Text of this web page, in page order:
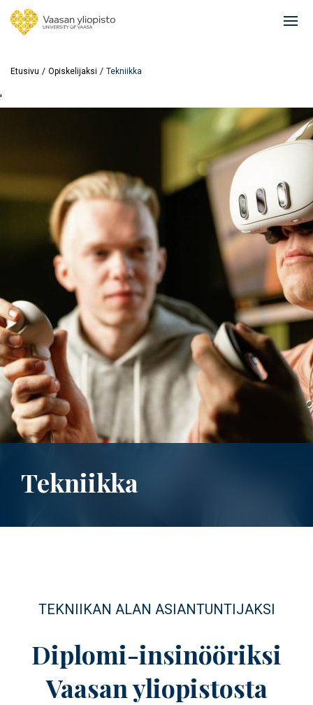
Etusivu Opiskelijaksi Tekniikka
'
Tekniikka
TEKNIIKAN ALAN ASIANTUNTIJAKSI
Diplomi-insinööriksi
Vaasan yliopistosta